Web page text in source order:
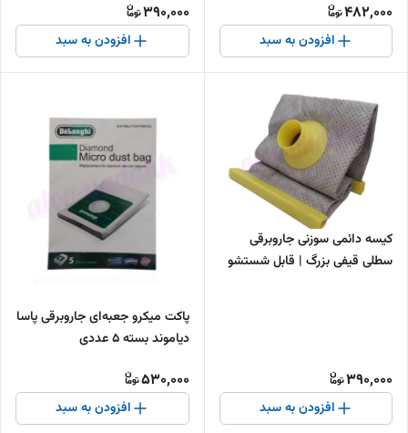
482,000
افزودن به سبد
390,000
افزودن به سبد
کیسه دائمی سوزنی جاروبرقی
سطلی قیفی بزرگ | قابل شستشو
390,000
افزودن به سبد
پاکت میکرو جعبه‌ای جاروبرقی پاسا
دیاموند بسته ۵ عددی
530,000
افزودن به سبد